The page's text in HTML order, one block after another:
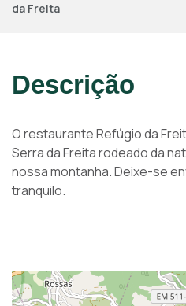
da Freita
Descrição
O restaurante Refúgio da
Serra da Freita rodeado da
nossa montanha. Deixe-se
tranquilo.